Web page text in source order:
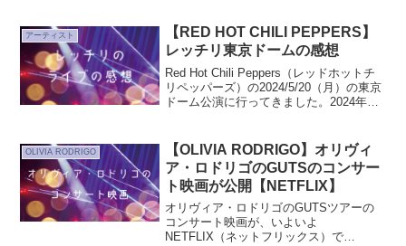
アーティスト
【RED HOT CHILI PEPPERS】
レッチリ東京ドームの感想
Red Hot Chili Peppers（レッドホットチ
リペッパーズ）の2024/5/20（月）の東京
ドーム公演に行ってきました。2024年の
したね。RED ...
OLIVIA RODRIGO
【OLIVIA RODRIGO】オリヴィ
ア・ロドリゴのGUTSのコンサー
ト映画が公開【NETFLIX】
オリヴィア・ロドリゴのGUTSツアーの
コンサート映画が、いよいよ
NETFLIX（ネットフリックス）で